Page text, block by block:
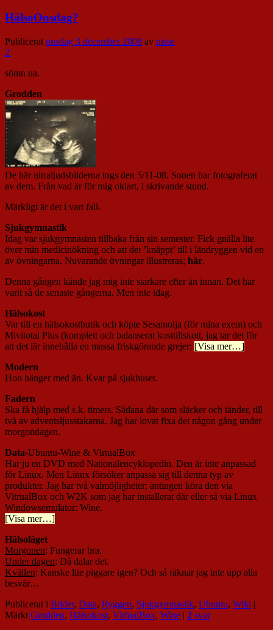
HälsoOnsdag?
Publicerat onsdag 3 december 2008 av nisse
2
sömn ua.
Grodden
De här ultraljudsbilderna togs den 5/11-08. Sonen har fotograferat
av dem. Från vad är för mig oklart, i skrivande stund.
Märkligt är det i vart fall-
Sjukgymnastik
Idag var sjukgymnasten tillbaka från sin semester. Fick gnälla lite
över min medicinökning och att det ’knäppt’ till i ländryggen vid en
av övningarna. Nuvarande övningar illustreras; här.
Denna gången kände jag mig inte starkare efter än innan. Det har
varit så de senaste gångerna. Men inte idag.
Hälsokost
Var till en hälsokostbutik och köpte Sesamolja (för mina exem) och
Mivitotal Plus (komplett och balanserat kosttillskott, jag tar det för
att det lär innehålla en massa friskgörande grejer: [Visa mer…]
Modern
Hon hänger med än. Kvar på sjukhuset.
Fadern
Ska få hjälp med s.k. timers. Sådana där som släcker och tänder, till
två av adventsljusstakarna. Jag har lovat fixa det någon gång under
morgondagen.
Data-Ubuntu-Wine & VirtualBox
Har ju en DVD med Nationalencyklopedin. Den är inte anpassad
för Linux. Men Linux försöker anpassa sig till denna typ av
produkter. Jag har två valmöjligheter; antingen köra den via
VitrualBox och W2K som jag har installerat där eller så via Linux
Windowsemulator: Wine.
[Visa mer…]
Hälsoläget
Morgonen: Fungerar bra.
Under dagen: Då dalar det.
Kvällen: Kanske lite piggare igen? Och så räknar jag inte upp alla
besvär…
Publicerat i Bilder, Data, Ryggen, Sjukgymnastik, Ubuntu, Wiki |
Märkt Grodden, Hälsokost, VirtualBox, Wine | 2 svar